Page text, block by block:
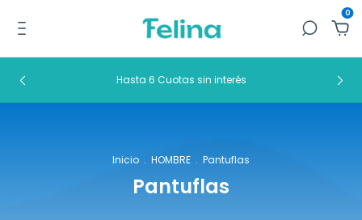
0
Hasta 6 Cuotas sin interés
Inicio . HOMBRE . Pantuflas
Pantuflas